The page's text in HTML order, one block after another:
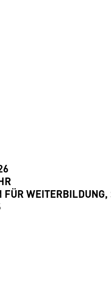
FÜR WEITERBILDUNG,